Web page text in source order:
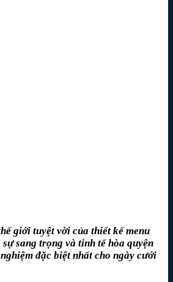
giới tuyệt vời của thiết kế menu
sang trọng và tinh tế hòa quyện
đặc biệt nhất cho ngày cưới